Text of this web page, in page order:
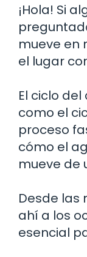
¡Hola! Si
mueve en
el lugar
El ciclo
como el
proceso
cómo el
mueve de
Desde las
ahí a los
esencial